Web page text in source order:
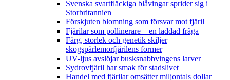
Svenska svartfläckiga blåvingar sprider sig i
Storbritannien
Förskjuten blomning som försvar mot fjäril
Fjärilar som pollinerare – en laddad fråga
Färg, storlek och genetik skiljer
skogspärlemorfjärilens former
UV-ljus avslöjar busksnabbvingens larver
Sydrovfjäril har smak för stadslivet
Handel med fjärilar omsätter miljontals dollar